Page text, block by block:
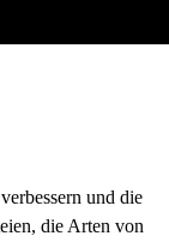
und die
die Arten von